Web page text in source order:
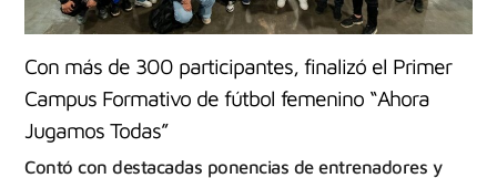
Con más de 300 participantes, finalizó el Primer
Campus Formativo de fútbol femenino “Ahora
Jugamos Todas”
Contó con destacadas ponencias de entrenadores y